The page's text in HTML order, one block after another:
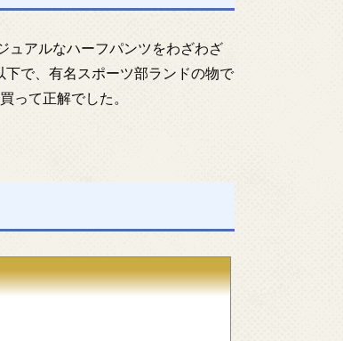
ュアルなハーフパンツをわざわざ
で、有名スポーツ部ランドの物で
って正解でした。